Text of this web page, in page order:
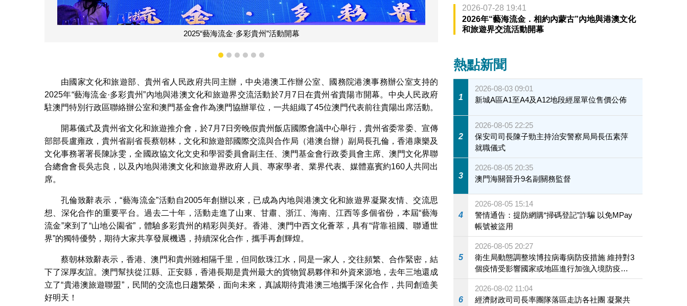
孔倫致辭
1 2 3 4 5 6
由國家文化和旅遊部、貴州省人民政府共同主辦，中央港澳工作辦公室、國務院港澳事務辦公室支持的
2025年“藝海流金·多彩貴州”內地與港澳文化和旅遊界交流活動於7月7日在貴州省貴陽市開幕。中央人民政府
駐澳門特別行政區聯絡辦公室和澳門基金會作為澳門協辦單位，一共組織了45位澳門代表前往貴陽出席活動。
開幕儀式及貴州省文化和旅遊推介會，於7月7日旁晚假貴州飯店國際會議中心舉行，貴州省委常委、宣傳
部部長盧雍政，貴州省副省長蔡朝林，文化和旅遊部國際交流與合作局（港澳台辦）副局長孔倫，香港康樂及
文化事務署署長陳詠雯，全國政協文化文史和學習委員會副主任、澳門基金會行政委員會主席、澳門文化界聯
合總會會長吳志良，以及內地與港澳文化和旅遊界政府人員、專家學者、業界代表、媒體嘉賓約160人共同出
席。
孔倫致辭表示，“藝海流金”活動自2005年創辦以來，已成為內地與港澳文化和旅遊界凝聚友情、交流思
想、深化合作的重要平台。過去二十年，活動走進了山東、甘肅、浙江、海南、江西等多個省份，本屆“藝海
流金”來到了“山地公園省”，體驗多彩貴州的精彩與美好。香港、澳門中西文化薈萃，具有“背靠祖國、聯通世
界”的獨特優勢，期待大家共享發展機遇，持續深化合作，攜手再創輝煌。
蔡朝林致辭表示，香港、澳門和貴州雖相隔千里，但同飲珠江水，同是一家人，交往頻繁、合作緊密，結
下了深厚友誼。澳門幫扶從江縣、正安縣，香港長期是貴州最大的貨物貿易夥伴和外資來源地，去年三地還成
立了“貴港澳旅遊聯盟”，民間的交流也日趨繁榮，面向未來，真誠期待貴港澳三地攜手深化合作，共同創造美
好明天！
2026-07-28 19:41
2026年“藝海流金．相約內蒙古”內地與港澳文化
和旅遊界交流活動開幕
熱點新聞
1
2026-08-03 09:01
新城A區A1至A4及A12地段經屋單位售價公佈
2
2026-08-05 22:25
保安司司長陳子勁主持治安警察局局長伍素萍
就職儀式
3
2026-08-05 20:35
澳門海關晉升9名副關務監督
4
2026-08-05 15:14
警情通告：提防網購“掃碼登記”詐騙 以免MPay
帳號被盜用
5
2026-08-05 20:27
衛生局動態調整埃博拉病毒病防疫措施 維持對3
個疫情受影響國家或地區進行加強入境防疫措
施
6
2026-08-02 11:04
經濟財政司司長率團隊落區走訪各社團 凝聚共